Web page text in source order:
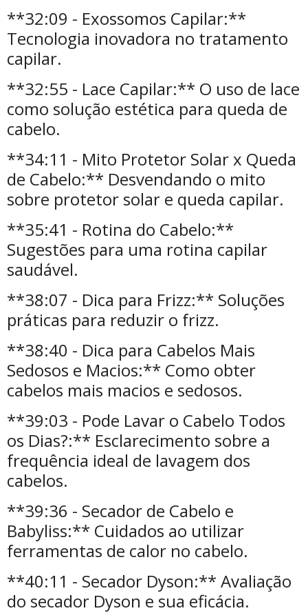
**32:09 - Exossomos Capilar:**
Tecnologia inovadora no tratamento
capilar.
**32:55 - Lace Capilar:** O uso de lace
como solução estética para queda de
cabelo.
**34:11 - Mito Protetor Solar x Queda
de Cabelo:** Desvendando o mito
sobre protetor solar e queda capilar.
**35:41 - Rotina do Cabelo:**
Sugestões para uma rotina capilar
saudável.
**38:07 - Dica para Frizz:** Soluções
práticas para reduzir o frizz.
**38:40 - Dica para Cabelos Mais
Sedosos e Macios:** Como obter
cabelos mais macios e sedosos.
**39:03 - Pode Lavar o Cabelo Todos
os Dias?:** Esclarecimento sobre a
frequência ideal de lavagem dos
cabelos.
**39:36 - Secador de Cabelo e
Babyliss:** Cuidados ao utilizar
ferramentas de calor no cabelo.
**40:11 - Secador Dyson:** Avaliação
do secador Dyson e sua eficácia.